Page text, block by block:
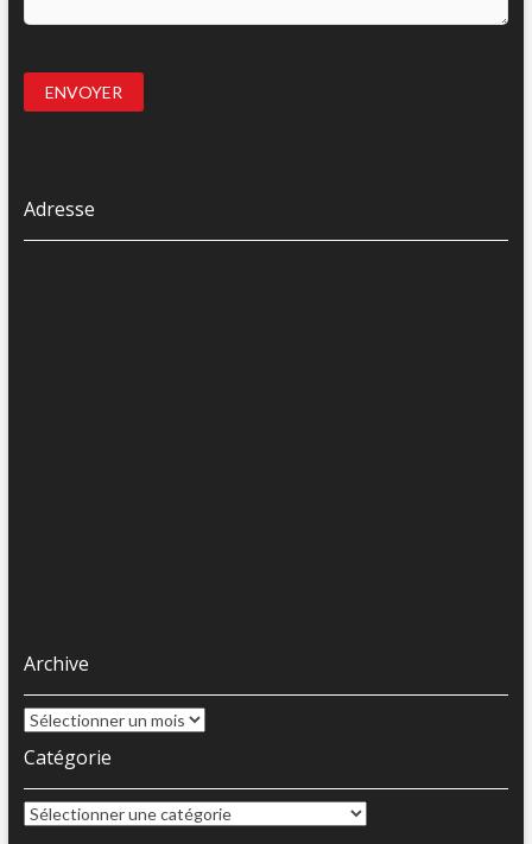
Adresse
Archive
Archive
Catégorie
Catégorie